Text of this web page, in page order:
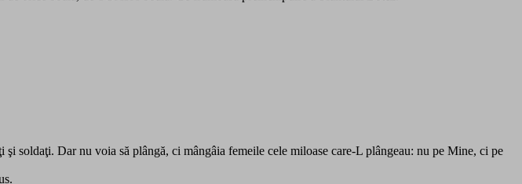
soldaţi. Dar nu voia să plângă, ci mângâia femeile cele miloase care-L plângeau: nu pe Mine, ci pe